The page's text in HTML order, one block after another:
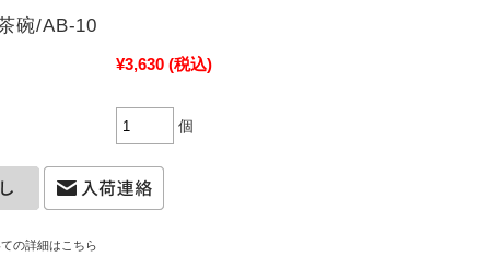
碗/AB-10
¥3,630 (税込)
個
の詳細はこちら